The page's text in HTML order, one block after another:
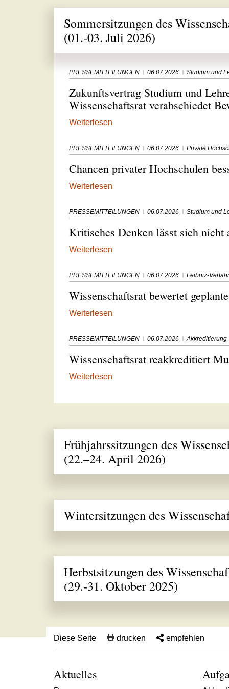
Sommersitzungen des
(01.-03. Juli 2026)
Zukunftsvertrag Studium und
Wissenschaftsrat verabschiedet
PRESSEMITTEILUNGEN 06.07.2026 Studium und
Weiterlesen
Chancen privater Hochschulen
PRESSEMITTEILUNGEN 06.07.2026 Private
Weiterlesen
Kritisches Denken lässt sich nicht
PRESSEMITTEILUNGEN 06.07.2026 Studium und
Weiterlesen
Wissenschaftsrat bewertet
PRESSEMITTEILUNGEN 06.07.2026 Leibniz-
Weiterlesen
Wissenschaftsrat reakkreditiert
PRESSEMITTEILUNGEN 06.07.2026 Akkreditierung
Weiterlesen
Frühjahrssitzungen des
(22.–24. April 2026)
Wintersitzungen des
Herbstsitzungen des
(29.-31. Oktober 2025)
Diese Seite drucken empfehlen
Aktuelles